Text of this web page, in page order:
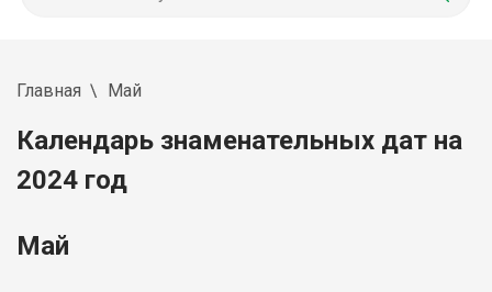
Главная Май
Календарь знаменательных дат на
2024 год
Май